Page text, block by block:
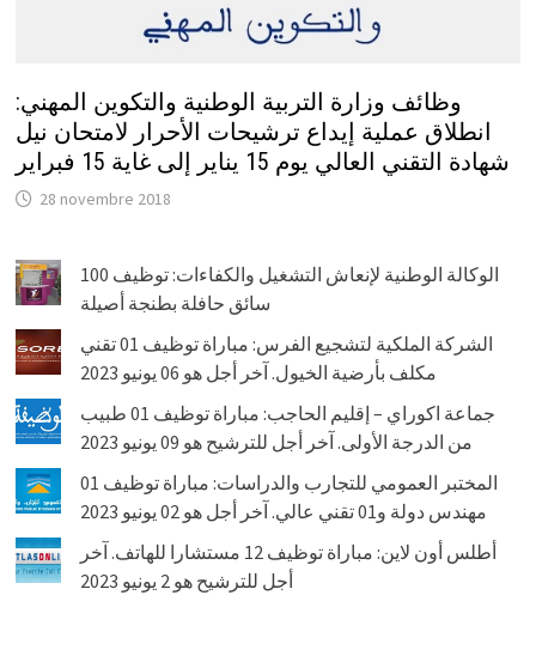
وظائف وزارة التربية الوطنية والتكوين المهني:
انطلاق عملية إيداع ترشيحات الأحرار لامتحان نيل
شهادة التقني العالي يوم 15 يناير إلى غاية 15 فبراير
28 novembre 2018
الوكالة الوطنية لإنعاش التشغيل والكفاءات: توظيف 100
سائق حافلة بطنجة أصيلة
الشركة الملكية لتشجيع الفرس: مباراة توظيف 01 تقني
مكلف بأرضية الخيول. آخر أجل هو 06 يونيو 2023
جماعة اكوراي – إقليم الحاجب: مباراة توظيف 01 طبيب
من الدرجة الأولى. آخر أجل للترشيح هو 09 يونيو 2023
المختبر العمومي للتجارب والدراسات: مباراة توظيف 01
مهندس دولة و01 تقني عالي. آخر أجل هو 02 يونيو 2023
أطلس أون لاين: مباراة توظيف 12 مستشارا للهاتف. آخر
أجل للترشيح هو 2 يونيو 2023